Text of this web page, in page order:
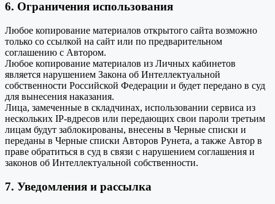
6. Ограничения использования
Любое копирование материалов открытого сайта возможно
только со ссылкой на сайт или по предварительном
соглашению с Автором.
Любое копирование материалов из Личных кабинетов
является нарушением Закона об Интеллектуальной
собственности Российской Федерации и будет передано в суд
для вынесения наказания.
Лица, замеченные в складчинах, использовании сервиса из
нескольких IP-вдресов или передающих свои пароли третьим
лицам будут заблокированы, внесены в Черные списки и
переданы в Черные списки Авторов Рунета, а также Автор в
праве обратиться в суд в связи с нарушением соглашения и
законов об Интеллектуальной собственности.
7. Уведомления и рассылка